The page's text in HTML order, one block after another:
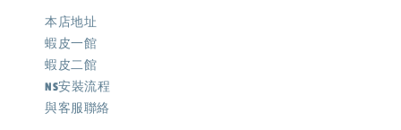
本店地址
蝦皮一館
蝦皮二館
NS安裝流程
與客服聯絡